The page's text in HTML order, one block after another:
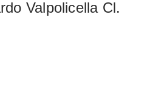
Valpolicella Cl.